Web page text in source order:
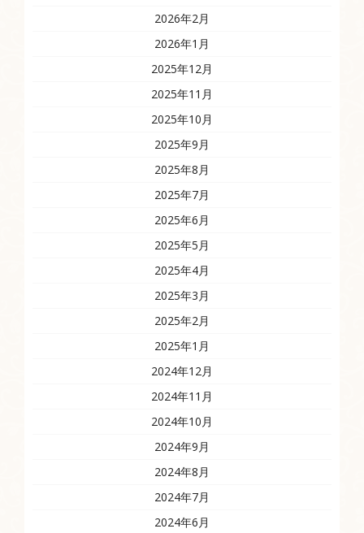
2026年2月
2026年1月
2025年12月
2025年11月
2025年10月
2025年9月
2025年8月
2025年7月
2025年6月
2025年5月
2025年4月
2025年3月
2025年2月
2025年1月
2024年12月
2024年11月
2024年10月
2024年9月
2024年8月
2024年7月
2024年6月